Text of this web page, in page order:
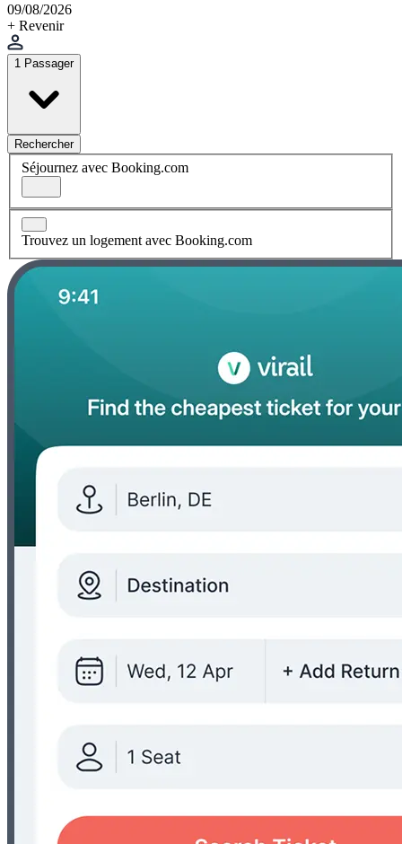
09/08/2026
+ Revenir
1 Passager
Rechercher
Séjournez avec Booking.com
Trouvez un logement avec Booking.com